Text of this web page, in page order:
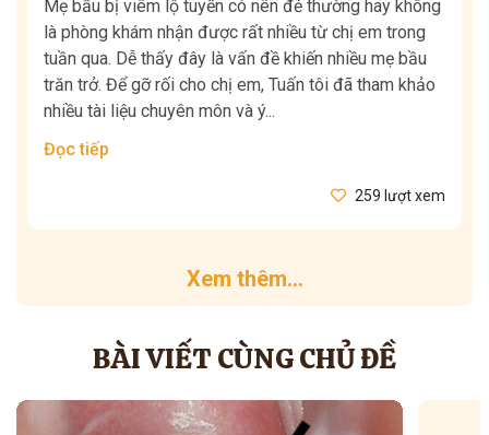
Mẹ bầu bị viêm lộ tuyến có nên đẻ thường hay không
là phòng khám nhận được rất nhiều từ chị em trong
tuần qua. Dễ thấy đây là vấn đề khiến nhiều mẹ bầu
trăn trở. Để gỡ rối cho chị em, Tuấn tôi đã tham khảo
nhiều tài liệu chuyên môn và ý...
Đọc tiếp
259 lượt xem
Xem thêm...
BÀI VIẾT CÙNG CHỦ ĐỀ